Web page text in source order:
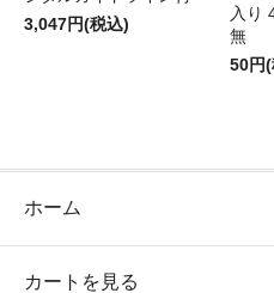
3,047円(税込)
入り
無
50円
ホーム
カートを見る